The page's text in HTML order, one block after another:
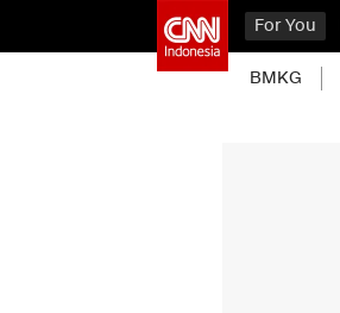
For You
BMKG